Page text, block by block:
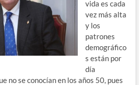
vida es cada
vez más alta
y los
patrones
demográfico
s están por
día
no se conocían en los años 50, pues